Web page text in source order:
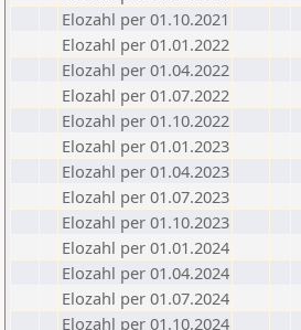
Elozahl per 01.10.2021
Elozahl per 01.01.2022
Elozahl per 01.04.2022
Elozahl per 01.07.2022
Elozahl per 01.10.2022
Elozahl per 01.01.2023
Elozahl per 01.04.2023
Elozahl per 01.07.2023
Elozahl per 01.10.2023
Elozahl per 01.01.2024
Elozahl per 01.04.2024
Elozahl per 01.07.2024
Elozahl per 01.10.2024